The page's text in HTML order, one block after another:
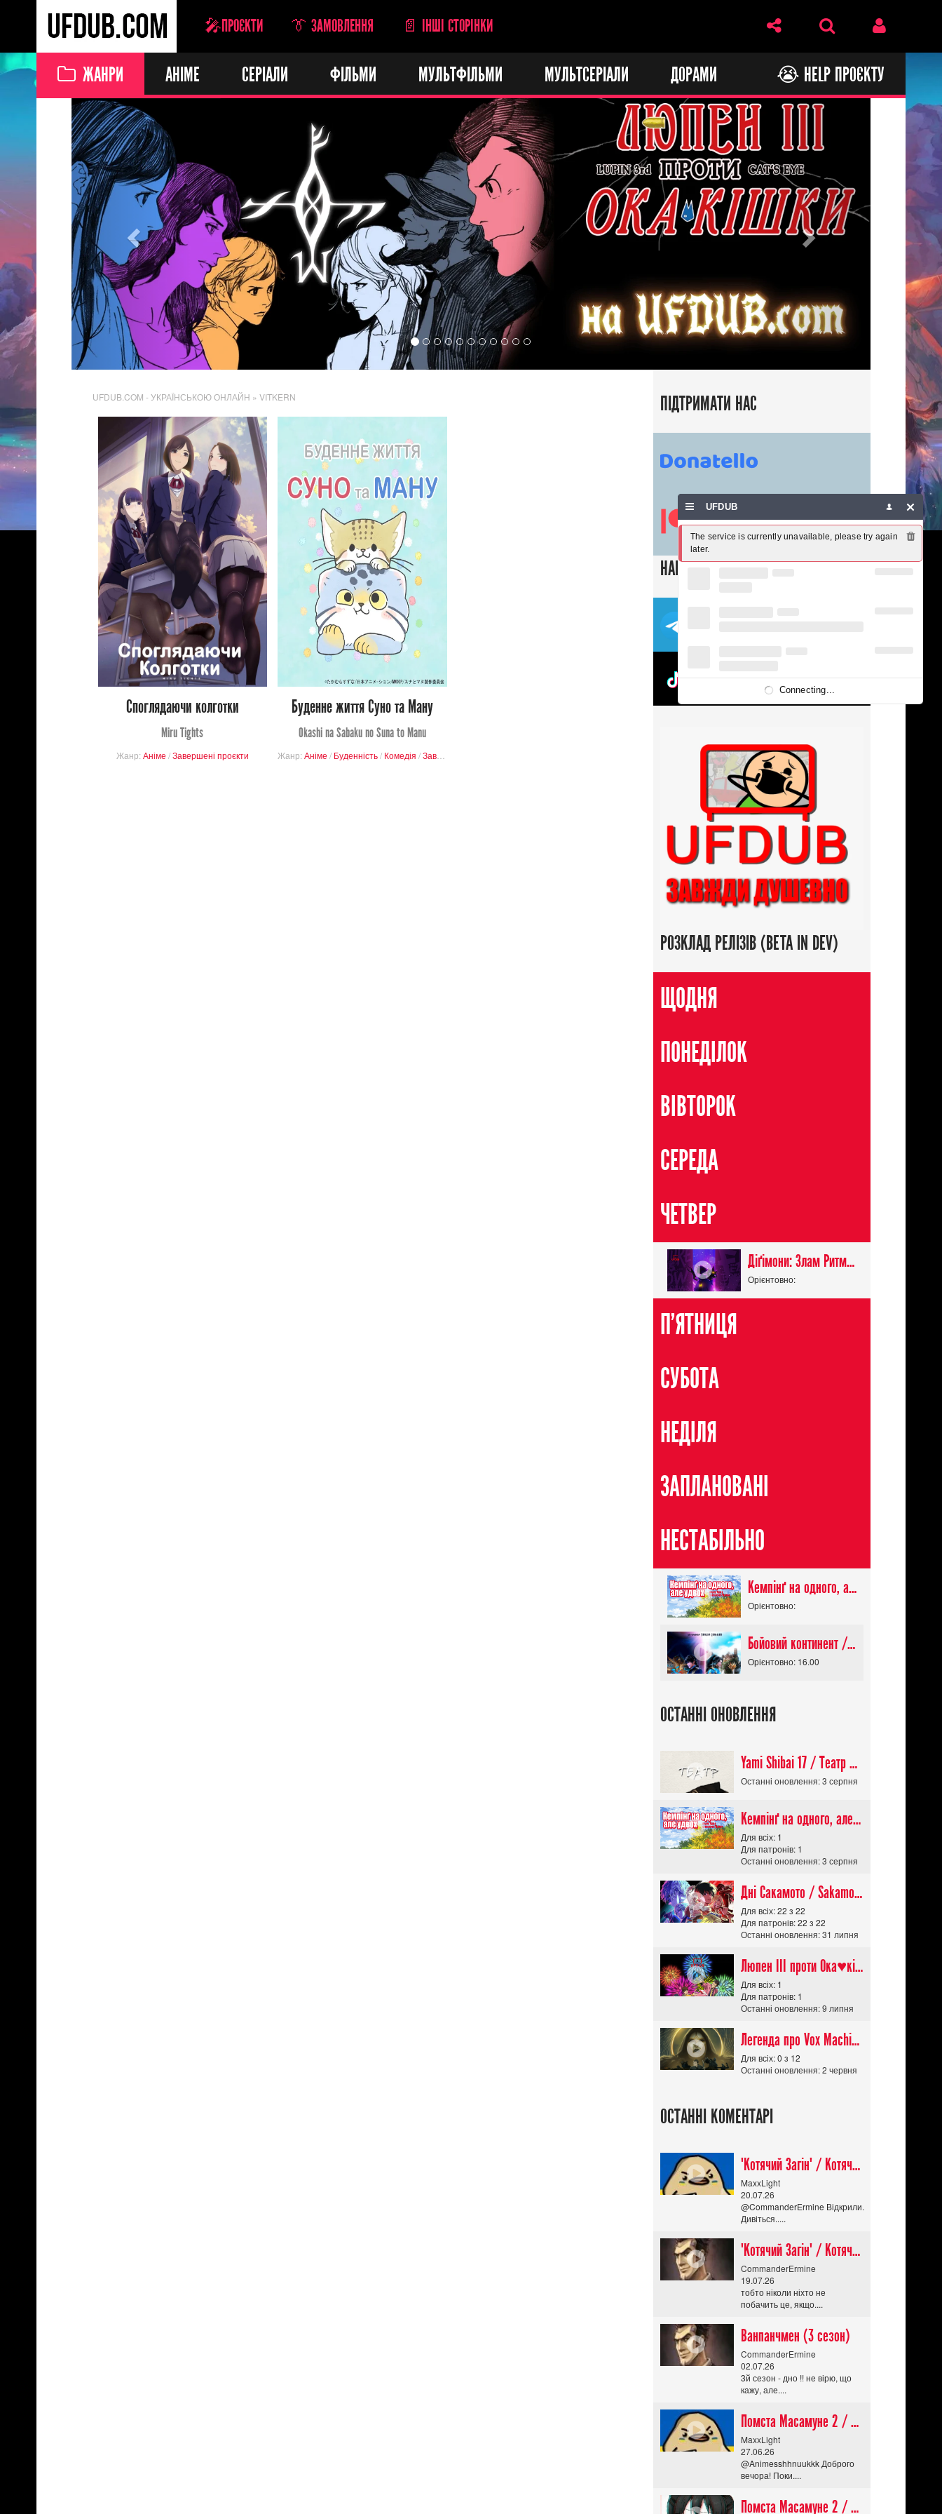
🎤ПРОЄКТИ 👔 ЗАМОВЛЕННЯ 📄 ІНШІ СТОРІНКИ
ЖАНРИ АНІМЕ СЕРІАЛИ ФІЛЬМИ МУЛЬТФІЛЬМИ МУЛЬТСЕРІАЛИ ДОРАМИ 😭 HELP ПРОЄКТУ
Previous Next
UFDUB.COM - УКРАЇНСЬКОЮ ОНЛАЙН » VITKERN
6 475
Переглядів
4 35
Споглядаючи колготки
Miru Tights
Жанр: Аніме /Завершені проєкти
1 372
Перегляди
12
Буденне життя Суно та Ману
Okashi na Sabaku no Suna to Manu
Жанр:Аніме / Буденність/ Комедія /Завершені проєкти
ПІДТРИМАТИ НАС
НАШІ СОЦ. МЕРЕЖІ
UFDUBTOK
РОЗКЛАД РЕЛІЗІВ (BETA IN DEV)
ЩОДНЯ
ПОНЕДІЛОК
ВІВТОРОК
СЕРЕДА
ЧЕТВЕР
Діґімони: Злам Ритму / Digimon Beatbreak
Орієнтовно:
П'ЯТНИЦЯ
СУБОТА
НЕДІЛЯ
ЗАПЛАНОВАНІ
НЕСТАБІЛЬНО
Кемпінґ на одного, але удвох / Futari Solo Camp
Орієнтовно:
Бойовий континент / Douluo Dalu
Орієнтовно: 16.00
ОСТАННІ ОНОВЛЕННЯ
Yami Shibai 17 / Театр Мороку 17
Останні оновлення: 3 серпня
Кемпінґ на одного, але удвох / Futari Solo Camp
Для всіх: 1
Для патронів: 1
Останні оновлення: 3 серпня
Дні Сакамото / Sakamoto Days (Сезон 1)
Для всіх: 22 з 22
Для патронів: 22 з 22
Останні оновлення: 31 липня
Люпен ІІІ проти Ока♥кішки / Lupin III vs Cats Eye Movie
Для всіх: 1
Для патронів: 1
Останні оновлення: 9 липня
Легенда про Vox Machina The Legend of Vox Machina (Сезон 4)
Для всіх: 0 з 12
Останні оновлення: 2 червня
ОСТАННІ КОМЕНТАРІ
"Котячий Загін" / Котячий апокаліпсис / Cat Shit One
MaxxLight
20.07.26
@CommanderErmine Відкрили.
Дивіться.....
"Котячий Загін" / Котячий апокаліпсис / Cat Shit One
CommanderErmine
19.07.26
тобто ніколи ніхто не
побачить це, якщо....
Ванпанчмен (3 сезон)
CommanderErmine
02.07.26
3й сезон - дно !! не вірю, що
кажу, але....
Помста Масамуне 2 / Masamune-kun no Revenge R
MaxxLight
27.06.26
@Animesshhnuukkk Доброго
вечора! Поки....
Помста Масамуне 2 / Masamune-kun no Revenge R
UFDUB
The service is currently unavailable, please try again
later.
Connecting...